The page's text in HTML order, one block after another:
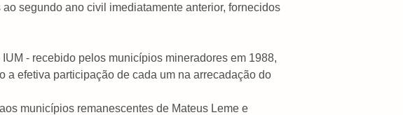
segundo ano civil imediatamente anterior, fornecidos
- recebido pelos municípios mineradores em 1988,
efetiva participação de cada um na arrecadação do
municípios remanescentes de Mateus Leme e